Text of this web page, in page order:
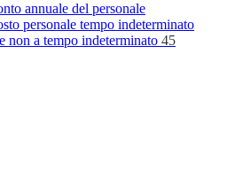
annuale del personale
personale tempo indeterminato
non a tempo indeterminato 45